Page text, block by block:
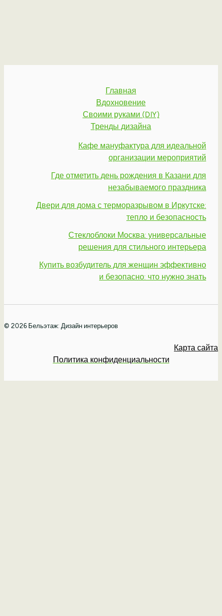
Главная
Вдохновение
Своими руками (DIY)
Тренды дизайна
Кафе мануфактура для идеальной
организации мероприятий
Где отметить день рождения в Казани для
незабываемого праздника
Двери для дома с терморазрывом в Иркутске:
тепло и безопасность
Стеклоблоки Москва: универсальные
решения для стильного интерьера
Купить возбудитель для женщин эффективно
и безопасно: что нужно знать
© 2026 Бельэтаж: Дизайн интерьеров
Карта сайта
Политика конфиденциальности